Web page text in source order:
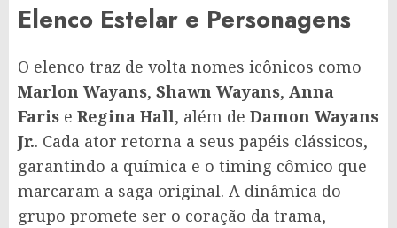
Elenco Estelar e Personagens
O elenco traz de volta nomes icônicos como
Marlon Wayans, Shawn Wayans, Anna
Faris e Regina Hall, além de Damon Wayans
Jr.. Cada ator retorna a seus papéis clássicos,
garantindo a química e o timing cômico que
marcaram a saga original. A dinâmica do
grupo promete ser o coração da trama,